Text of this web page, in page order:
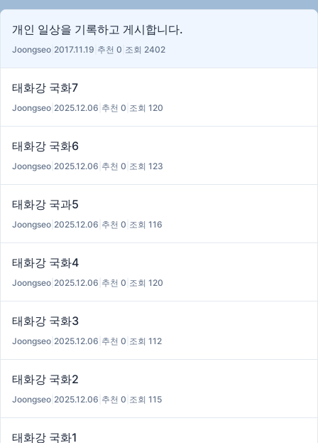
개인 일상을 기록하고 게시합니다.
Joongseo 2017.11.19 추천 0 조회 2402
태화강 국화7
Joongseo 2025.12.06 추천 0 조회 120
태화강 국화6
Joongseo 2025.12.06 추천 0 조회 123
태화강 국과5
Joongseo 2025.12.06 추천 0 조회 116
태화강 국화4
Joongseo 2025.12.06 추천 0 조회 120
태화강 국화3
Joongseo 2025.12.06 추천 0 조회 112
태화강 국화2
Joongseo 2025.12.06 추천 0 조회 115
태화강 국화1